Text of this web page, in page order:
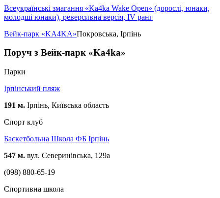
Всеукраїнські змагання «Ka4ka Wake Open» (дорослі, юнаки,
молодші юнаки), реверсивна версія, ІV ранг
Вейк-парк «KA4KA»Покровська, Ірпінь
Поруч з Вейк-парк «Ka4ka»
Парки
Ірпінський пляж
191 м. Ірпінь, Київська область
Спорт клуб
Баскетбольна Школа ФБ Ірпінь
547 м. вул. Северинівська, 129а
(098) 880-65-19
Спортивна школа